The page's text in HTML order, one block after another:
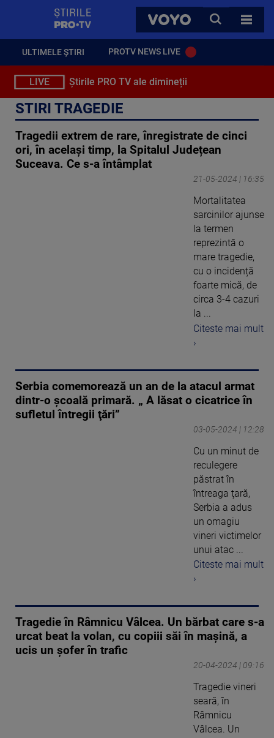
VOYO
CAUTA
TOATE
ULTIMELE ȘTIRI PROTV NEWS LIVE
LIVE Știrile PRO TV ale dimineții
STIRI TRAGEDIE
Tragedii extrem de rare, înregistrate de cinci
ori, în același timp, la Spitalul Județean
Suceava. Ce s-a întâmplat
21-05-2024 | 16:35
Mortalitatea
sarcinilor ajunse
la termen
reprezintă o
mare tragedie,
cu o incidență
foarte mică, de
circa 3-4 cazuri
la ...
Citeste mai mult
›
Serbia comemorează un an de la atacul armat
dintr-o şcoală primară. „ A lăsat o cicatrice în
sufletul întregii ţări”
03-05-2024 | 12:28
Cu un minut de
reculegere
păstrat în
întreaga ţară,
Serbia a adus
un omagiu
vineri victimelor
unui atac ...
Citeste mai mult
›
Tragedie în Râmnicu Vâlcea. Un bărbat care s-a
urcat beat la volan, cu copiii săi în mașină, a
ucis un șofer în trafic
20-04-2024 | 09:16
Tragedie vineri
seară, în
Râmnicu
Vâlcea. Un